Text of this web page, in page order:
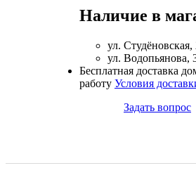
Здоровая печень
Наличие в
ул. Студёновская,
ул. Водопьянова,
Бесплатная доставка
работу Условия
Задать вопрос